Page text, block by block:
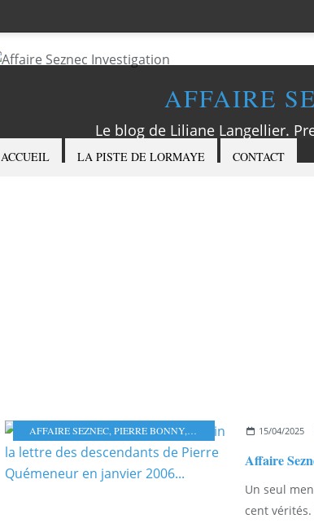
AFFAIRE
Le blog de Liliane Langellier.
ACCUEIL LA PISTE DE LORMAYE CONTACT
AFFAIRE SEZNEC, PIERRE BONNY, FAMILLE QUÉMENER
15/04/2025
Un seul
cent vérités.